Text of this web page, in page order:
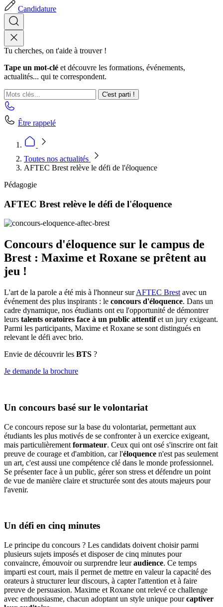
Candidature
Tu cherches, on t'aide à trouver !
Tape un mot-clé et découvre les formations, événements,
actualités... qui te correspondent.
C'est parti !
Être rappelé
Toutes nos actualités
AFTEC Brest relève le défi de l'éloquence
Pédagogie
AFTEC Brest relève le défi de l'éloquence
Concours d'éloquence sur le campus de
Brest : Maxime et Roxane se prêtent au
jeu !
L'art de la parole a été mis à l'honneur surAFTEC Brest avec un
événement des plus inspirants : le concours d'éloquence. Dans un
cadre dynamique, nos étudiants ont eu l'opportunité de démontrer
leurs talents oratoires face à un public attentifet un jury exigeant.
Parmi les participants, Maxime et Roxane se sont distingués en
relevant le défi avec brio.
Envie de découvrir les BTS ?
Je demande la brochure
Un concours basé sur le volontariat
Ce concours repose sur la base du volontariat, permettant aux
étudiants les plus motivés de se confronter à un exercice exigeant,
mais particulièrement formateur. Ceux qui ont osé s'inscrire ont fait
preuve de courage et d'ambition, car l'éloquence n'est pas seulement
un art, c'est aussi une compétence clé dans le monde professionnel.
Se présenter face à un public, gérer son stress et défendre un point
de vue de manière claire et structurée sont des atouts majeurs pour
l'avenir.
Un défi en cinq minutes
Le principe du concours ? Les candidats doivent choisir parmi
plusieurs sujets imposés et disposer de cinq minutes pour
convaincre, émouvoir ou surprendre leuraudience. Ce temps
imparti est court, mais il permet de mettre en valeur la capacité des
orateurs à structurer leur discours, à capter l'attention et à faire
preuve de persuasion. Maxime et Roxane ont relevé ce challenge
avec enthousiasme, chacun adoptant un style unique pourcaptiver